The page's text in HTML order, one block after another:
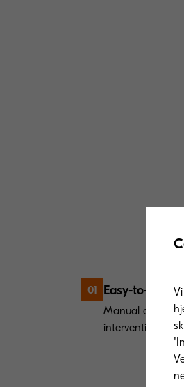
01 Easy-to-use:
Manual and
intervention.